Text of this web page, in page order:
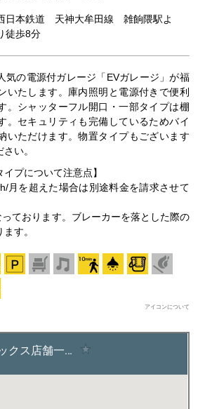
日本鉄道 天神大牟田線 雑餉隈駅よ
徒歩8分
気の電源付ガレージ「EVガレージ」が福
いたします。庫内照明と電源付きで便利
。シャッターフル開口・一部タイプは棚
。セキュリティも完備しているためバイ
いただけます。物置タイプもございます
い。
イプについて注意点】
月を超えた場合は別途料金を請求させて
っております。ブレーカーを落とした際の
す。
アイコンについて